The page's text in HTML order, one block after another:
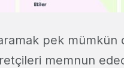
pek
memnun